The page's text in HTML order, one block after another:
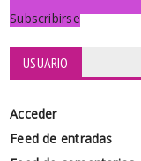
Subscribirse
USUARIO
Acceder
Feed de entradas